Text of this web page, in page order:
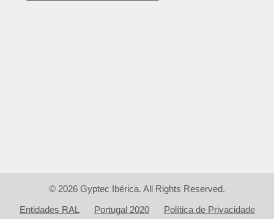
© 2026 Gyptec Ibérica. All Rights Reserved.
Entidades RAL Portugal 2020 Política de Privacidade